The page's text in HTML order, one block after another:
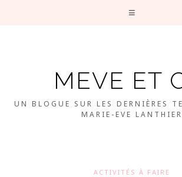
MEVE ET
UN BLOGUE SUR LES DERNIÈRES
MARIE-EVE LANTHIER
ACTIVITÉS À FAIRE